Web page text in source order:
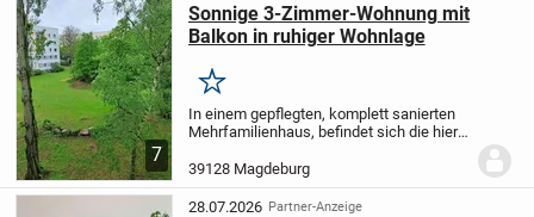
7
Sonnige 3-Zimmer-Wohnung mit
Balkon in ruhiger Wohnlage
Merken
In einem gepflegten, komplett sanierten
Mehrfamilienhaus, befindet sich die hier
eine helle 2,5-Zimmer-Wohnung mit
Balkon und ca. 56,8 m² Wohnfläche und
einem...
39128 Magdeburg
28.07.2026 Partner-Anzeige